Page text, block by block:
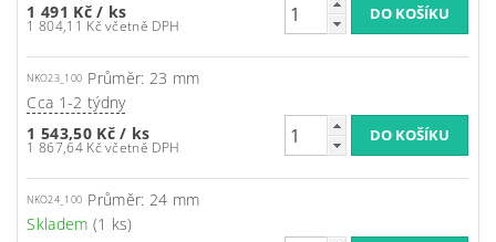
1 491 Kč/ ks
1 804,11 Kč včetně DPH
NKO23_100 Průměr: 23 mm
Cca 1-2 týdny
1 543,50 Kč/ ks
1 867,64 Kč včetně DPH
NKO24_100 Průměr: 24 mm
Skladem (1 ks)